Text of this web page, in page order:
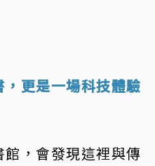
更是一場科技體驗
，會發現這裡與傳